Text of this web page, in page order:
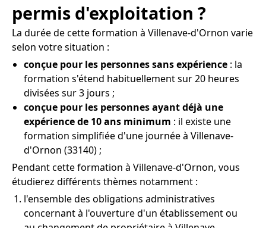
permis d'exploitation ?
La durée de cette formation à Villenave-d'Ornon varie
selon votre situation :
conçue pour les personnes sans expérience : la
formation s'étend habituellement sur 20 heures
divisées sur 3 jours ;
conçue pour les personnes ayant déjà une
expérience de 10 ans minimum : il existe une
formation simplifiée d'une journée à Villenave-
d'Ornon (33140) ;
Pendant cette formation à Villenave-d'Ornon, vous
étudierez différents thèmes notamment :
l'ensemble des obligations administratives
concernant à l'ouverture d'un établissement ou